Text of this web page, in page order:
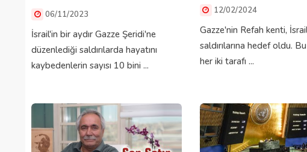
06/11/2023
İsrail'in bir aydır Gazze Şeridi'ne
düzenlediği saldırılarda hayatını
kaybedenlerin sayısı 10 bini ...
12/02/2024
Gazze'nin Refah kenti,
saldırılarına hedef oldu.
her iki tarafı ...